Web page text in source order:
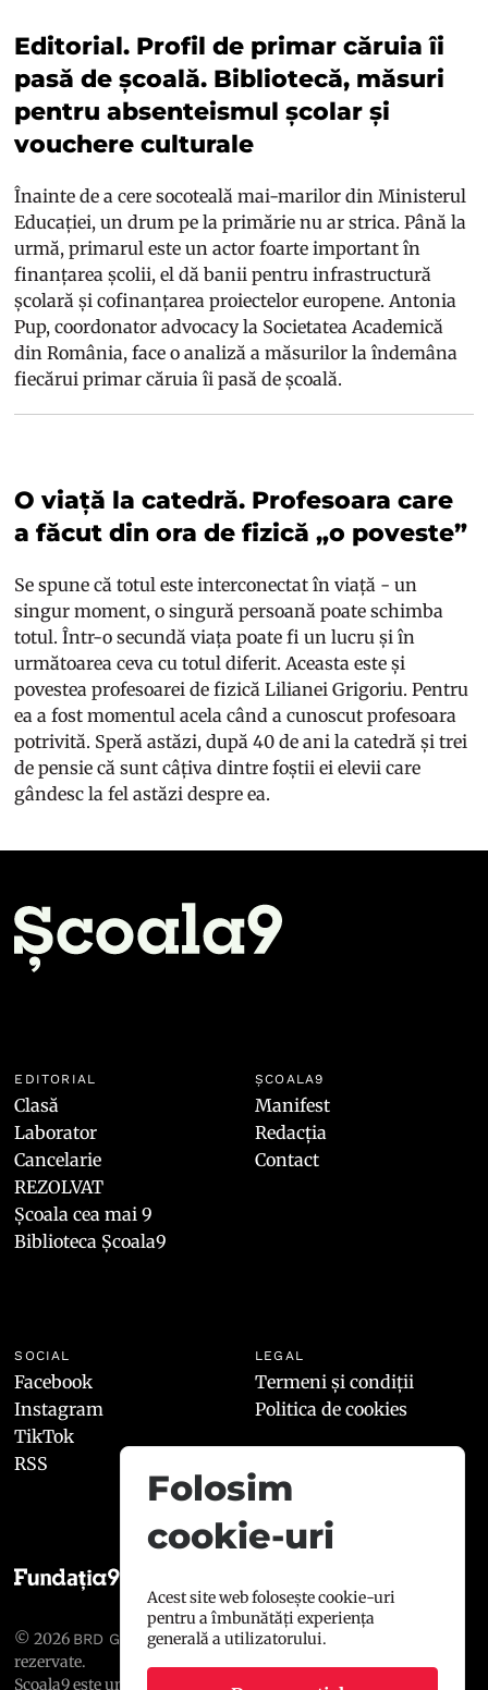
Editorial. Profil de primar căruia îi
pasă de școală. Bibliotecă, măsuri
pentru absenteismul școlar și
vouchere culturale
Înainte de a cere socoteală mai-marilor din Ministerul
Educației, un drum pe la primărie nu ar strica. Până la
urmă, primarul este un actor foarte important în
finanțarea școlii, el dă banii pentru infrastructură
școlară și cofinanțarea proiectelor europene. Antonia
Pup, coordonator advocacy la Societatea Academică
din România, face o analiză a măsurilor la îndemâna
fiecărui primar căruia îi pasă de școală.
O viață la catedră. Profesoara care
a făcut din ora de fizică „o poveste”
Se spune că totul este interconectat în viață - un
singur moment, o singură persoană poate schimba
totul. Într-o secundă viața poate fi un lucru și în
următoarea ceva cu totul diferit. Aceasta este și
povestea profesoarei de fizică Lilianei Grigoriu. Pentru
ea a fost momentul acela când a cunoscut profesoara
potrivită. Speră astăzi, după 40 de ani la catedră și trei
de pensie că sunt câțiva dintre foștii ei elevii care
gândesc la fel astăzi despre ea.
EDITORIAL
Clasă
Laborator
Cancelarie
REZOLVAT
Școala cea mai 9
Biblioteca Școala9
ȘCOALA9
Manifest
Redacția
Contact
SOCIAL
Facebook
Instagram
TikTok
RSS
LEGAL
Termeni și condiții
Politica de cookies
© 2026 BRD GROUPE SOCIÉTÉ GÉNÉRALE
rezervate.
Școala9 este un proiect susținut de
BRD GROUPE SOCIÉTÉ
Folosim
cookie-uri
Acest site web folosește cookie-uri
pentru a îmbunătăți experiența
generală a utilizatorului.